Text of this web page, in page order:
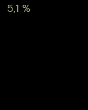
5,1 %